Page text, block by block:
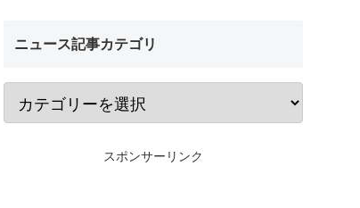
ニュース記事カテゴリ
スポンサーリンク